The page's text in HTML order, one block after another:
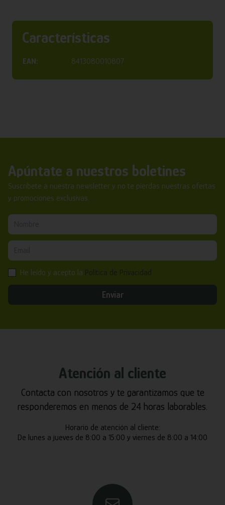
Características
EAN: 8413080010807
Apúntate a nuestros boletines
Suscríbete a nuestra newsletter y no te pierdas nuestras ofertas
y promociones exclusivas.
He leído y acepto la
Enviar
Atención al cliente
Contacta con nosotros y te garantizamos que te
responderemos en menos de 24 horas laborables.
Horario de atención al cliente:
De lunes a jueves de 8:00 a 15:00 y viernes de 8:00 a 14:00